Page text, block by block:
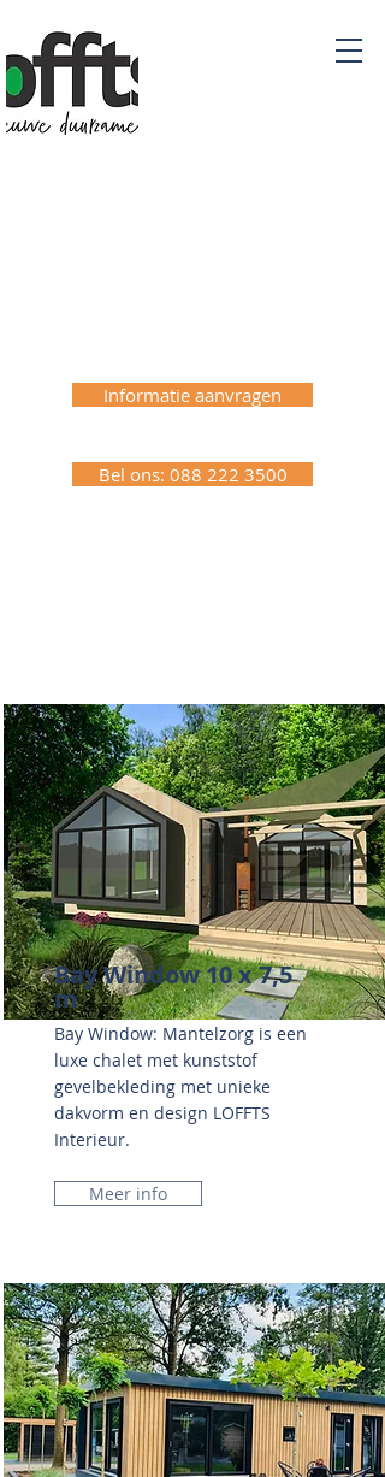
Informatie aanvragen
Bel ons: 088 222 3500
Bay Window 10 x 7,5
m
Bay Window: Mantelzorg is een
luxe chalet met kunststof
gevelbekleding met unieke
dakvorm en design LOFFTS
Interieur.
Meer info